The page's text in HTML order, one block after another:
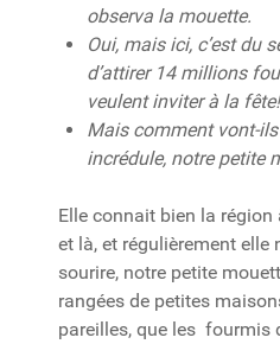
observa la mouette.
Oui, mais ici, c’est du
d’attirer 14 millions
veulent inviter à la
Mais comment vont-
incrédule, notre petite
Elle connait bien la
et là, et régulièrement elle
sourire, notre petite
rangées de petites
pareilles, que les fourmis